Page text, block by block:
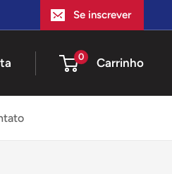
Se inscrever
0 Carrinho